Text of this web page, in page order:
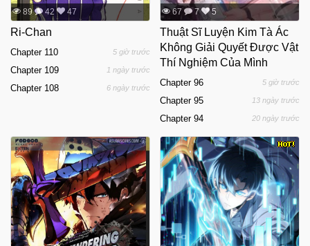
89 42 47
Ri-Chan
Chapter 110 5 giờ trước
Chapter 109 1 ngày trước
Chapter 108 6 ngày trước
67 7 5
Thuật Sĩ Luyện Kim Tà Ác
Không Giải Quyết Được Vật
Thí Nghiệm Của Mình
Chapter 96 5 giờ trước
Chapter 95 13 ngày trước
Chapter 94 20 ngày trước